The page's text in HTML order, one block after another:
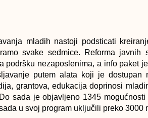
mladih nastoji podsticati
svake sedmice. Reforma
podršku nezaposlenima, a info paket
putem alata koji je
grantova, edukacija doprinosi
sada je objavljeno 1345
u svoj program uključili preko 3000